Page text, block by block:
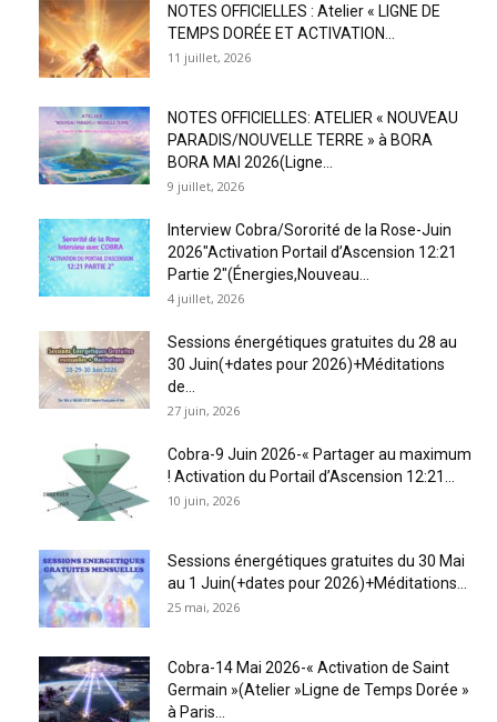
NOTES OFFICIELLES : Atelier « LIGNE DE
TEMPS DORÉE ET ACTIVATION...
11 juillet, 2026
NOTES OFFICIELLES: ATELIER « NOUVEAU
PARADIS/NOUVELLE TERRE » à BORA
BORA MAI 2026(Ligne...
9 juillet, 2026
Interview Cobra/Sororité de la Rose-Juin
2026″Activation Portail d’Ascension 12:21
Partie 2″(Énergies,Nouveau...
4 juillet, 2026
Sessions énergétiques gratuites du 28 au
30 Juin(+dates pour 2026)+Méditations
de...
27 juin, 2026
Cobra-9 Juin 2026-« Partager au maximum
! Activation du Portail d’Ascension 12:21...
10 juin, 2026
Sessions énergétiques gratuites du 30 Mai
au 1 Juin(+dates pour 2026)+Méditations...
25 mai, 2026
Cobra-14 Mai 2026-« Activation de Saint
Germain »(Atelier »Ligne de Temps Dorée »
à Paris...